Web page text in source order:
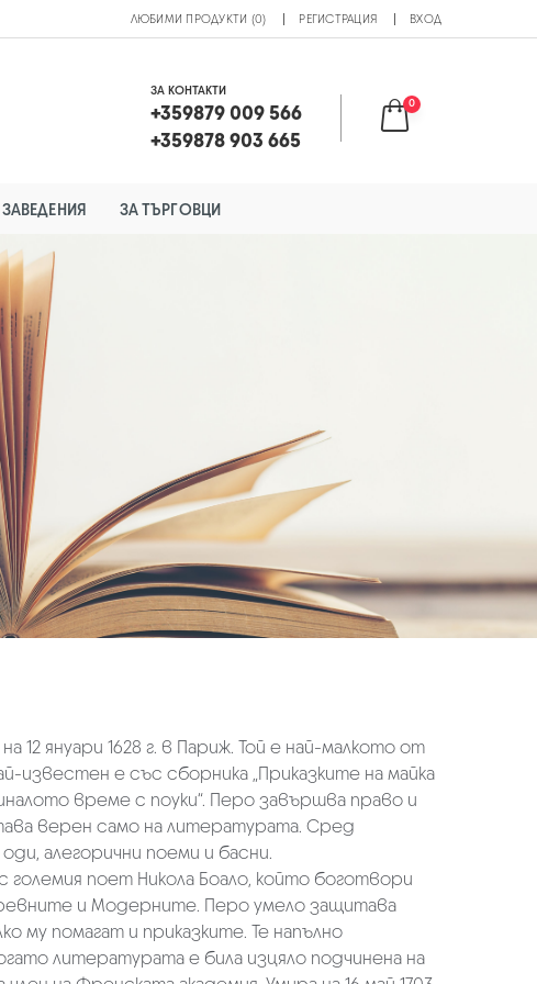
ЛЮБИМИ ПРОДУКТИ (0) РЕГИСТРАЦИЯ ВХОД
ЗА КОНТАКТИ
+359879 009 566
+359878 903 665
0
ЗА ТЪРГОВЦИ
януари 1628 г. в Париж. Той е най-малкото от
е със сборника „Приказките на майка
време с поуки“. Перо завършва право и
верен само на литературата. Сред
алегорични поеми и басни.
големия поет Никола Боало, който боготвори
и Модерните. Перо умело защитава
му помагат и приказките. Те напълно
литературата е била изцяло подчинена на